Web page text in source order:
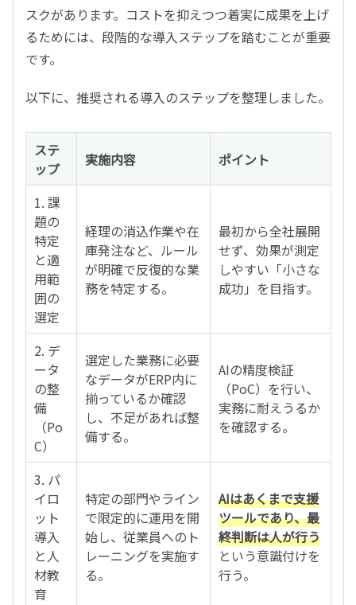
スクがあります。コストを抑えつつ着実に成果を上げ
るためには、段階的な導入ステップを踏むことが重要
です。
以下に、推奨される導入のステップを整理しました。
ステ
ップ
実施内容 ポイント
1. 課
題の
特定
と適
用範
囲の
選定
経理の消込作業や在
庫発注など、ルール
が明確で反復的な業
務を特定する。
最初から全社展開
せず、効果が測定
しやすい「小さな
成功」を目指す。
2. デ
ータ
の整
備
（Po
C）
選定した業務に必要
なデータがERP内に
揃っているか確認
し、不足があれば整
備する。
AIの精度検証
（PoC）を行い、
実務に耐えうるか
を確認する。
3. パ
イロ
ット
導入
と人
材教
育
特定の部門やライン
で限定的に運用を開
始し、従業員へのト
レーニングを実施す
る。
AIはあくまで支援
ツールであり、最
終判断は人が行う
という意識付けを
行う。